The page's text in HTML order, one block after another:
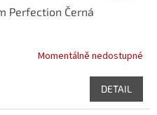
Perfection Černá
Momentálně nedostupné
DETAIL